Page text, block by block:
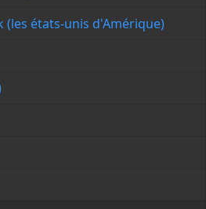
(les états-unis d'Amérique)